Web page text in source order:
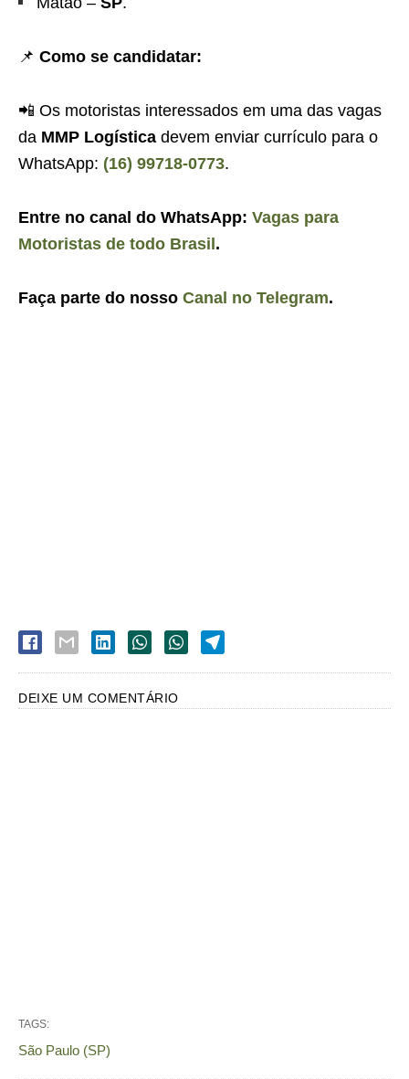
📌 Como se candidatar:
📲 Os motoristas interessados em uma das vagas
da MMP Logística devem enviar currículo para o
WhatsApp: (16) 99718-0773.
Entre no canal do WhatsApp: Vagas para
Motoristas de todo Brasil.
Faça parte do nosso Canal no Telegram.
DEIXE UM COMENTÁRIO
TAGS:
São Paulo (SP)